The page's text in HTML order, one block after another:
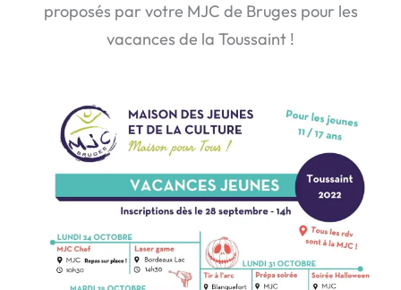
proposés par votre MJC de Bruges pour les
vacances de la Toussaint !